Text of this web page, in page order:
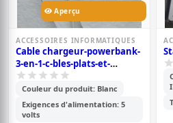
Aperçu
ACCESSOIRES INFORMATIQUES
Cable chargeur-powerbank-
3-en-1-c-bles-plats-et-
flexibles
Couleur du produit: Blanc
Exigences d'alimentation: 5
volts